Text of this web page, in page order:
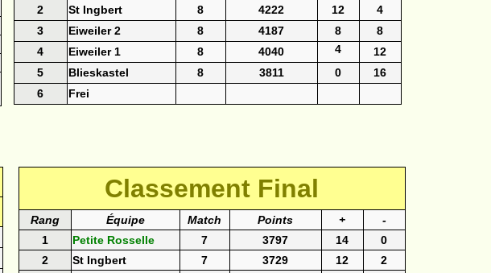
2
St Ingbert 8 4222 12
4
3
Eiweiler 2 8 4187 8
8
4
Eiweiler 1 8 4040 4
12
5
Blieskastel 8 3811 0
16
6
Frei
Classement Final
Rang Équipe Match Points +
-
1
Petite Rosselle 7 3797 14
0
2
St Ingbert 7 3729 12
2